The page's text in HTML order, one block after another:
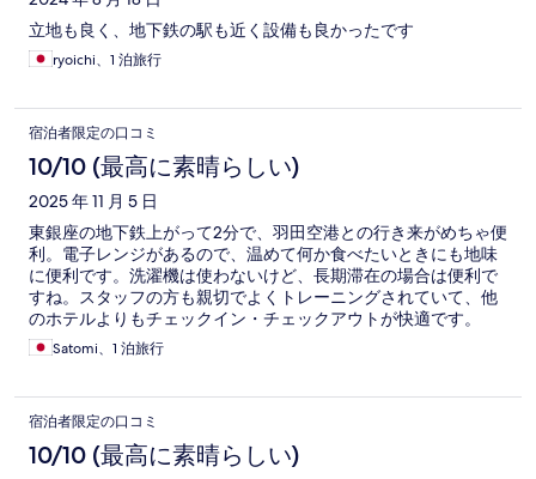
立地も良く、地下鉄の駅も近く設備も良かったです
ryoichi、1 泊旅行
宿泊者限定の口コミ
10/10 (最高に素晴らしい)
2025 年 11 月 5 日
東銀座の地下鉄上がって2分で、羽田空港との行き来がめちゃ便
利。電子レンジがあるので、温めて何か食べたいときにも地味
に便利です。洗濯機は使わないけど、長期滞在の場合は便利で
すね。スタッフの方も親切でよくトレーニングされていて、他
のホテルよりもチェックイン・チェックアウトが快適です。
Satomi、1 泊旅行
宿泊者限定の口コミ
10/10 (最高に素晴らしい)